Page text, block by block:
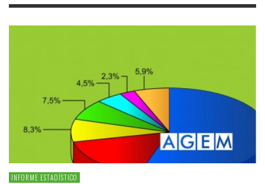
INFORME ESTADÍSTICO